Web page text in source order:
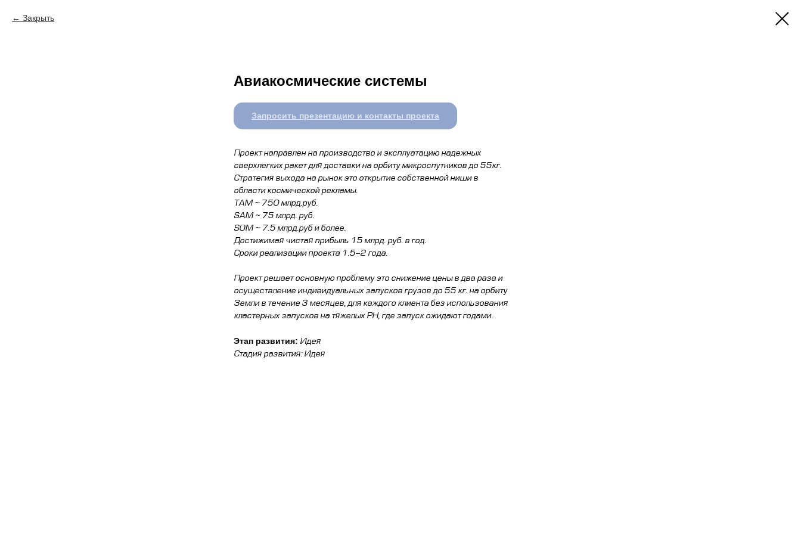
Закрыть
Авиакосмические системы
Запросить презентацию и контакты проекта
Проект направлен на производство и эксплуатацию надежных
сверхлегких ракет для доставки на орбиту микроспутников до 55кг.
Стратегия выхода на рынок это открытие собственной ниши в
области космической рекламы.
TAM ~ 750 млрд.руб.
SAM ~ 75 млрд. руб.
SOM ~ 7.5 млрд.руб и более.
Достижимая чистая прибыль 15 млрд. руб. в год.
Сроки реализации проекта 1.5-2 года.
Проект решает основную проблему это снижение цены в два раза и
осуществление индивидуальных запусков грузов до 55 кг. на орбиту
Земли в течение 3 месяцев, для каждого клиента без использования
кластерных запусков на тяжелых РН, где запуск ожидают годами.
Этап развития: ⁠Идея
Стадия развития: Идея